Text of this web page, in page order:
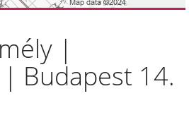
|
Budapest 14.